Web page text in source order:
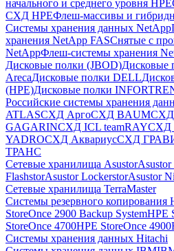
начального и среднего уровня HPE
СХД HPEФлеш-массивы и
Cистемы хранения данных NetApp
хранения NetApp FASСнятые с
NetAppФлеш-системы хранения
Дисковые полки (JBOD)Дисковые
ArecaДисковые полки DELL
(HPE)Дисковые полки
Российские системы хранения
ATLASСХД AргоСХД BAUMСХД
GAGARINСХД ICL teamRAYСХД
YADROСХД АквариусСХД
ТРАНС
Сетевые хранилища Asustor
FlashstorAsustor LockerstorAsustor
Сетевые хранилища TerraMaster
Системы резервного копирования
StoreOnce 2900 Backup SystemHPE
StoreOnce 4700HPE StoreOnce 4900
Системы хранения данных Hitachi